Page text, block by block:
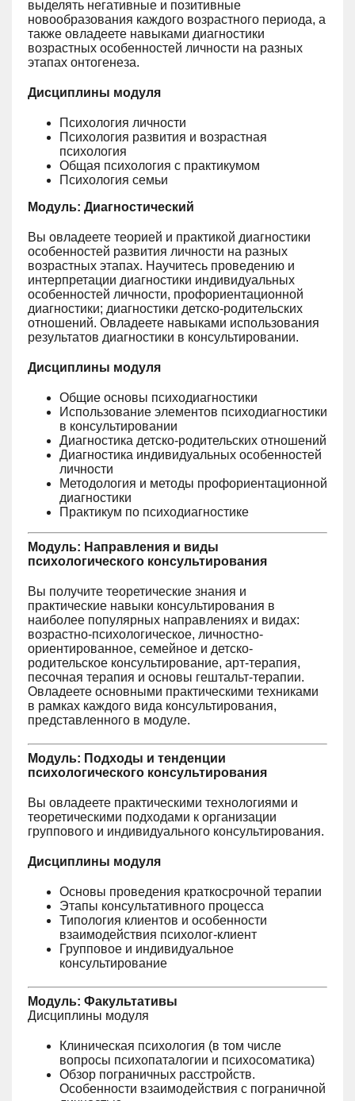
выделять негативные и позитивные
новообразования каждого возрастного периода, а
также овладеете навыками диагностики
возрастных особенностей личности на разных
этапах онтогенеза.
Дисциплины модуля
Психология личности
Психология развития и возрастная
психология
Общая психология с практикумом
Психология семьи
Модуль: Диагностический
Вы овладеете теорией и практикой диагностики
особенностей развития личности на разных
возрастных этапах. Научитесь проведению и
интерпретации диагностики индивидуальных
особенностей личности, профориентационной
диагностики; диагностики детско-родительских
отношений. Овладеете навыками использования
результатов диагностики в консультировании.
Дисциплины модуля
Общие основы психодиагностики
Использование элементов психодиагностики
в консультировании
Диагностика детско-родительских отношений
Диагностика индивидуальных особенностей
личности
Методология и методы профориентационной
диагностики
Практикум по психодиагностике
Модуль: Направления и виды
психологического консультирования
Вы получите теоретические знания и
практические навыки консультирования в
наиболее популярных направлениях и видах:
возрастно-психологическое, личностно-
ориентированное, семейное и детско-
родительское консультирование, арт-терапия,
песочная терапия и основы гештальт-терапии.
Овладеете основными практическими техниками
в рамках каждого вида консультирования,
представленного в модуле.
Модуль: Подходы и тенденции
психологического консультирования
Вы овладеете практическими технологиями и
теоретическими подходами к организации
группового и индивидуального консультирования.
Дисциплины модуля
Основы проведения краткосрочной терапии
Этапы консультативного процесса
Типология клиентов и особенности
взаимодействия психолог-клиент
Групповое и индивидуальное
консультирование
Модуль: Факультативы
Дисциплины модуля
Клиническая психология (в том числе
вопросы психопаталогии и психосоматика)
Обзор пограничных расстройств.
Особенности взаимодействия с пограничной